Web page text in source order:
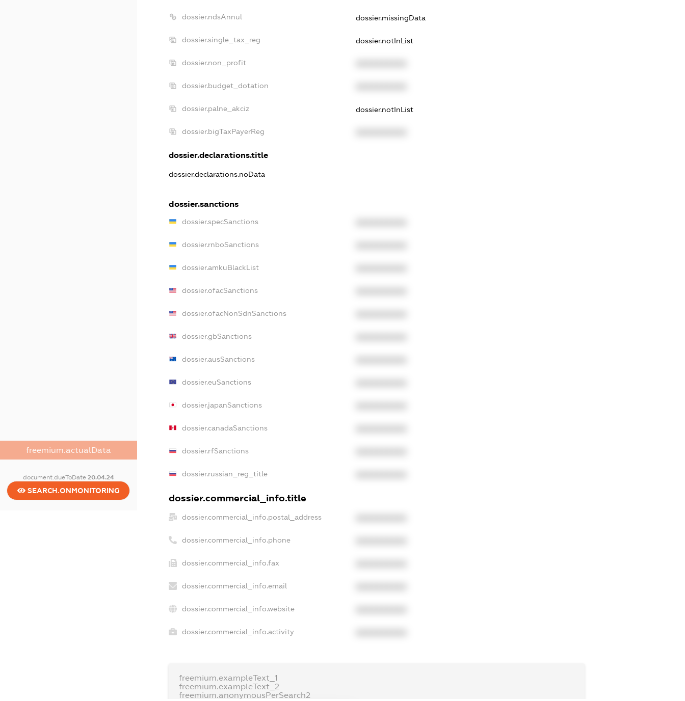
freemium.actualData
document.dueToDate 20.04.24
SEARCH.ONMONITORING
dossier.ndsAnnul dossier.missingData
dossier.single_tax_reg dossier.notInList
dossier.non_profit
dossier.budget_dotation
dossier.palne_akciz dossier.notInList
dossier.bigTaxPayerReg
dossier.declarations.title
dossier.declarations.noData
dossier.sanctions
dossier.specSanctions
dossier.rnboSanctions
dossier.amkuBlackList
dossier.ofacSanctions
dossier.ofacNonSdnSanctions
dossier.gbSanctions
dossier.ausSanctions
dossier.euSanctions
dossier.japanSanctions
dossier.canadaSanctions
dossier.rfSanctions
dossier.russian_reg_title
dossier.commercial_info.title
dossier.commercial_info.postal_address
dossier.commercial_info.phone
dossier.commercial_info.fax
dossier.commercial_info.email
dossier.commercial_info.website
dossier.commercial_info.activity
freemium.exampleText_1
freemium.exampleText_2
freemium.anonymousPerSearch2